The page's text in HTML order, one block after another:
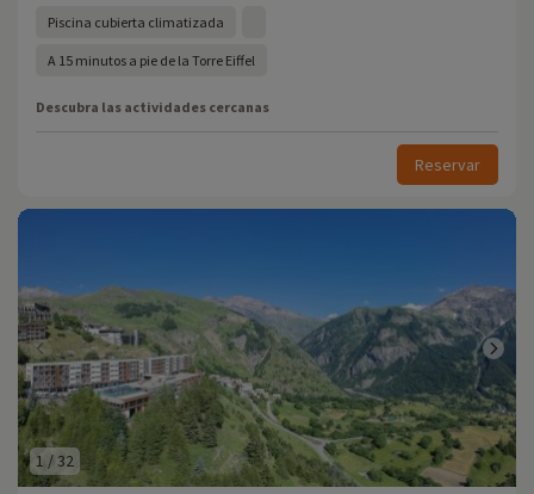
Piscina cubierta climatizada
A 15 minutos a pie de la Torre Eiffel
Descubra las actividades cercanas
Reservar
1 /32